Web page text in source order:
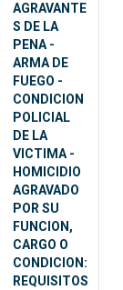
AGRAVANTE
S DE LA
PENA -
ARMA DE
FUEGO -
CONDICION
POLICIAL
DE LA
VICTIMA -
HOMICIDIO
AGRAVADO
POR SU
FUNCION,
CARGO O
CONDICION:
REQUISITOS